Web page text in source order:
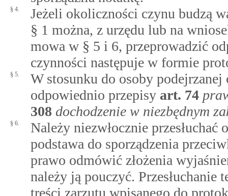
§ 4.
Jeżeli okoliczności czynu budzą
§ 1 można, z urzędu lub na
mowa w § 5 i 6, przeprowadzić
czynności następuje w formie
§ 5.
W stosunku do osoby
odpowiednio przepisy art. 74
308 dochodzenie w niezbędnym
§ 6.
Należy niezwłocznie
podstawa do sporządzenia
prawo odmówić złożenia
należy ją pouczyć.
treści zarzutu wpisanego do